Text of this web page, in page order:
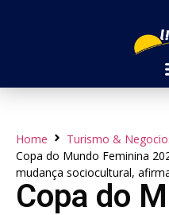
Home
Turismo &
Copa do Mundo Feminina
mudança sociocultural,
Copa do